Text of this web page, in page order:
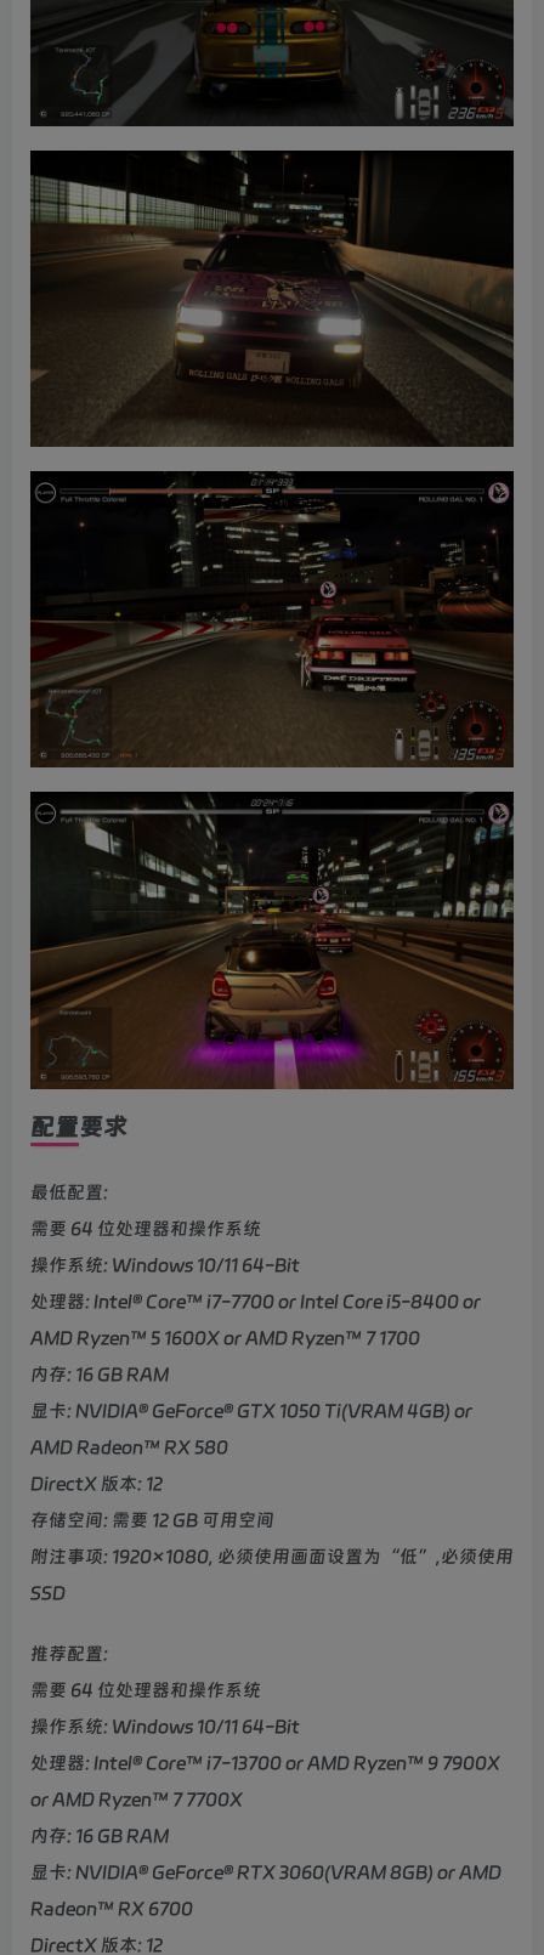
配置要求
最低配置:
需要 64 位处理器和操作系统
操作系统: Windows 10/11 64-Bit
处理器: Intel® Core™ i7-7700 or Intel Core i5-8400 or
AMD Ryzen™ 5 1600X or AMD Ryzen™ 7 1700
内存: 16 GB RAM
显卡: NVIDIA® GeForce® GTX 1050 Ti(VRAM 4GB) or
AMD Radeon™ RX 580
DirectX 版本: 12
存储空间: 需要 12 GB 可用空间
附注事项: 1920×1080, 必须使用画面设置为“低”,必须使用
SSD
推荐配置:
需要 64 位处理器和操作系统
操作系统: Windows 10/11 64-Bit
处理器: Intel® Core™ i7-13700 or AMD Ryzen™ 9 7900X
or AMD Ryzen™ 7 7700X
内存: 16 GB RAM
显卡: NVIDIA® GeForce® RTX 3060(VRAM 8GB) or AMD
Radeon™ RX 6700
DirectX 版本: 12